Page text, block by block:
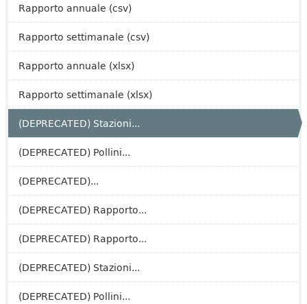
Rapporto annuale (csv)
Rapporto settimanale (csv)
Rapporto annuale (xlsx)
Rapporto settimanale (xlsx)
(DEPRECATED) Stazioni...
(DEPRECATED) Pollini...
(DEPRECATED)...
(DEPRECATED) Rapporto...
(DEPRECATED) Rapporto...
(DEPRECATED) Stazioni...
(DEPRECATED) Pollini...